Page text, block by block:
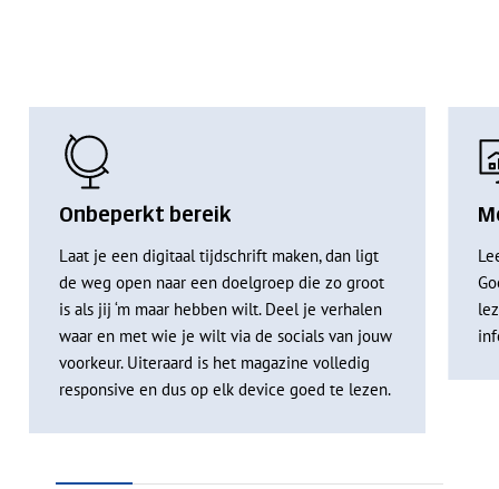
Onbeperkt bereik
Laat je een digitaal tijdschrift maken, dan ligt
de weg open naar een doelgroep die zo groot
is als jij ‘m maar hebben wilt. Deel je verhalen
waar en met wie je wilt via de socials van jouw
voorkeur. Uiteraard is het magazine volledig
responsive en dus op elk device goed te lezen.